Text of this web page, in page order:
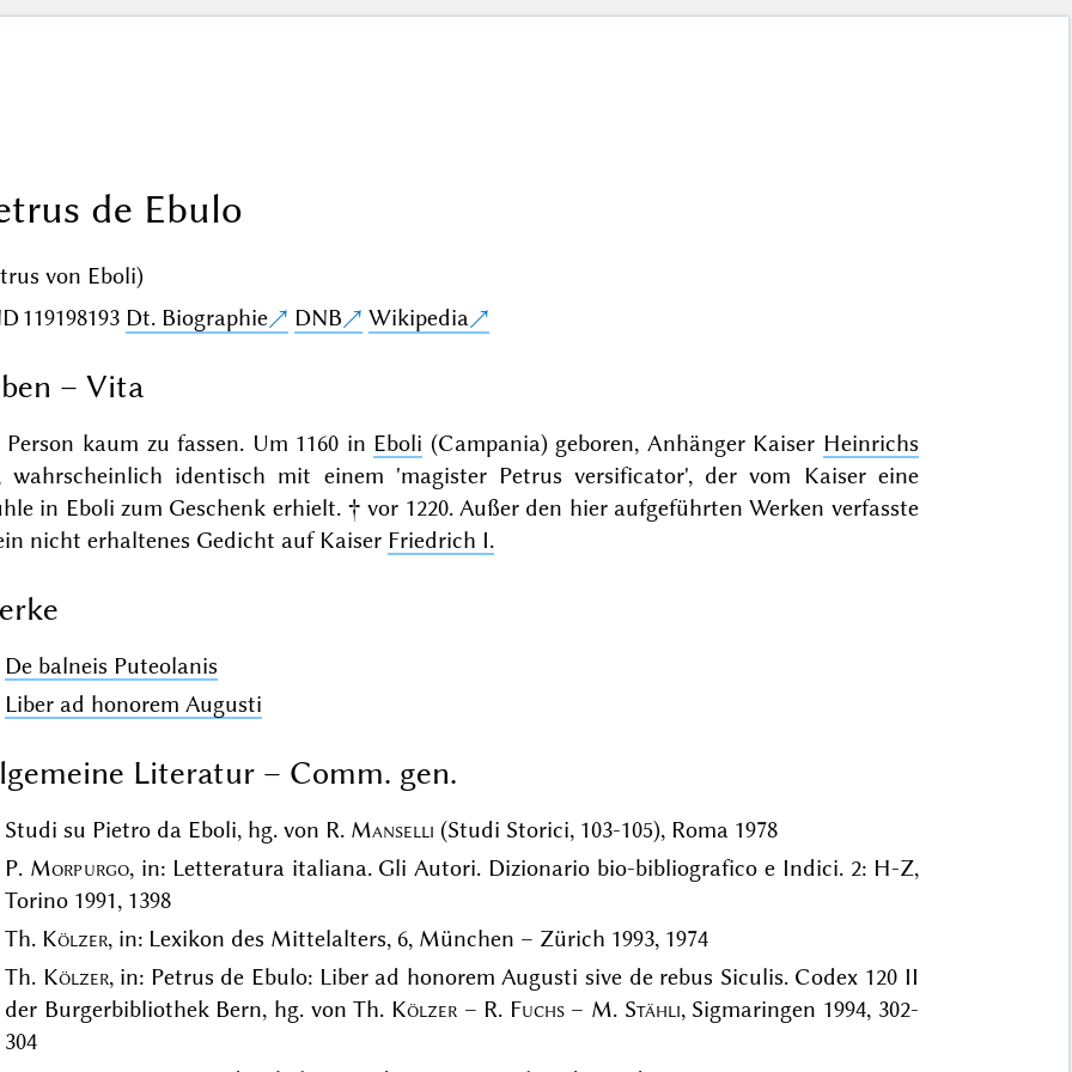
de Ebulo
von Eboli)
119198193 Dt. Biographie DNB Wikipedia
– Vita
Person kaum zu fassen. Um 1160 in Eboli (Campania) geboren, Anhänger Kaiser Heinrichs
wahrscheinlich identisch mit einem 'magister Petrus versificator', der vom Kaiser eine
in Eboli zum Geschenk erhielt. † vor 1220. Außer den hier aufgeführten Werken verfasste
nicht erhaltenes Gedicht auf Kaiser Friedrich I.
De balneis Puteolanis
Liber ad honorem Augusti
Literatur – Comm. gen.
Studi su Pietro da Eboli, hg. von R. Manselli (Studi Storici, 103-105), Roma 1978
P. Morpurgo, in: Letteratura italiana. Gli Autori. Dizionario bio-bibliografico e Indici. 2: H-Z,
Torino 1991, 1398
Th. Kölzer, in: Lexikon des Mittelalters, 6, München – Zürich 1993, 1974
Th. Kölzer, in: Petrus de Ebulo: Liber ad honorem Augusti sive de rebus Siculis. Codex 120 II
der Burgerbibliothek Bern, hg. von Th. Kölzer– R. Fuchs– M. Stähli, Sigmaringen 1994, 302-
304